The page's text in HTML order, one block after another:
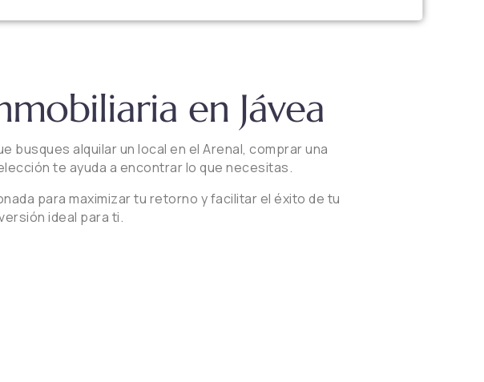
en Jávea
busques alquilar un local en el Arenal, comprar una
te ayuda a encontrar lo que necesitas.
para maximizar tu retorno y facilitar el éxito de tu
ideal para ti.